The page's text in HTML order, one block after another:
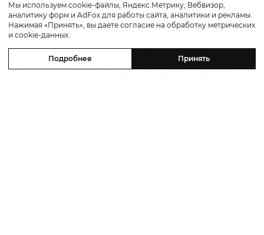
Путешествие
Каникулы в Maxx Royal Bodrum:
новый стейк-хаус от Дани Гарсии,
Мы используем cookie-файлы, Яндекс.Метрику, Вебвизор,
аналитику форм и AdFox для работы сайта, аналитики и рекламы.
Нажимая «Принять», вы даете согласие на обработку метрических
и cookie-данных.
Подробнее Принять